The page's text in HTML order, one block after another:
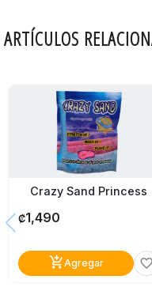
ARTÍCULOS
Crazy Sand Princess
₡1,490
add_shopping_cartAgregar favorite_border